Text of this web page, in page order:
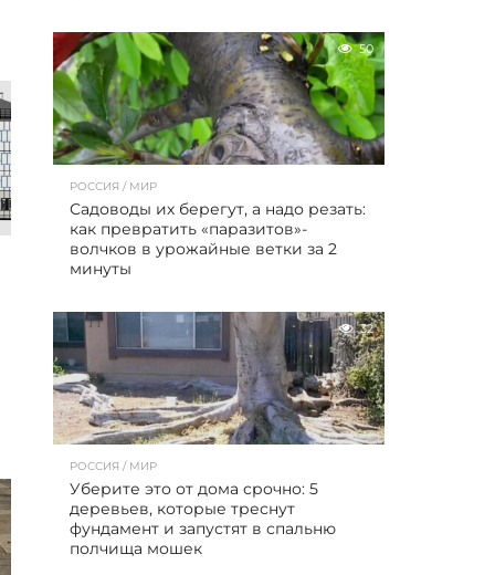
50
РОССИЯ / МИР
Садоводы их берегут, а надо резать:
как превратить «паразитов»-
волчков в урожайные ветки за 2
минуты
32
РОССИЯ / МИР
Уберите это от дома срочно: 5
деревьев, которые треснут
фундамент и запустят в спальню
полчища мошек